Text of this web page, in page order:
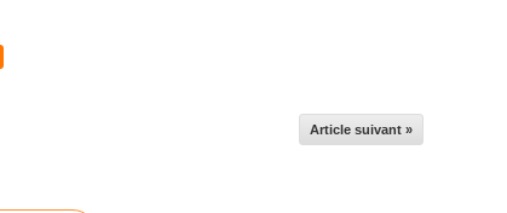
Article suivant »